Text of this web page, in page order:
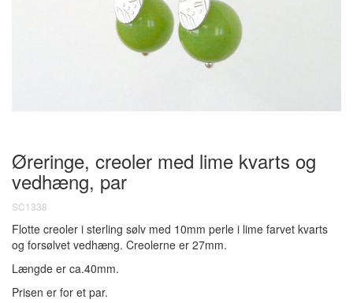
Øreringe, creoler med lime kvarts og
vedhæng, par
SC1338
Flotte creoler i sterling sølv med 10mm perle i lime farvet kvarts
og forsølvet vedhæng. Creolerne er 27mm.
Længde er ca.40mm.
Prisen er for et par.